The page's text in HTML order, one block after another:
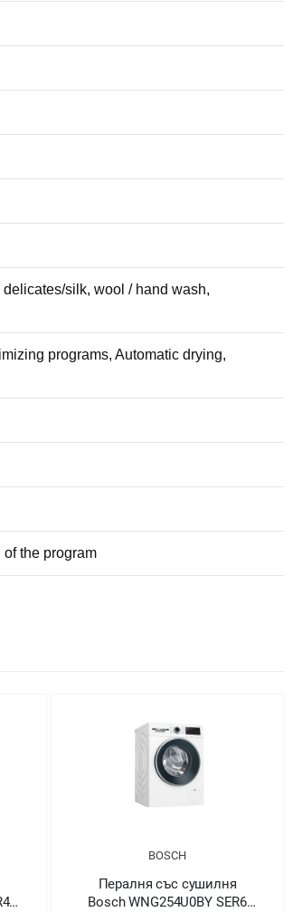
silk, wool / hand wash,
programs, Automatic drying,
the program
BOSCH
Пералня Bosch
WAX32EH0BY Washing